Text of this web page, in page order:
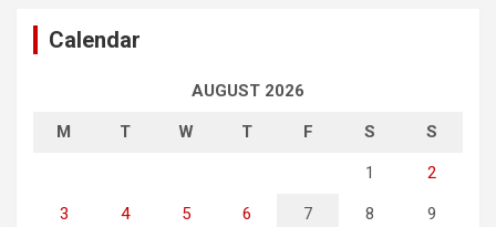
Calendar
AUGUST 2026
M T W T F S S
1 2
3 4 5 6 7 8 9